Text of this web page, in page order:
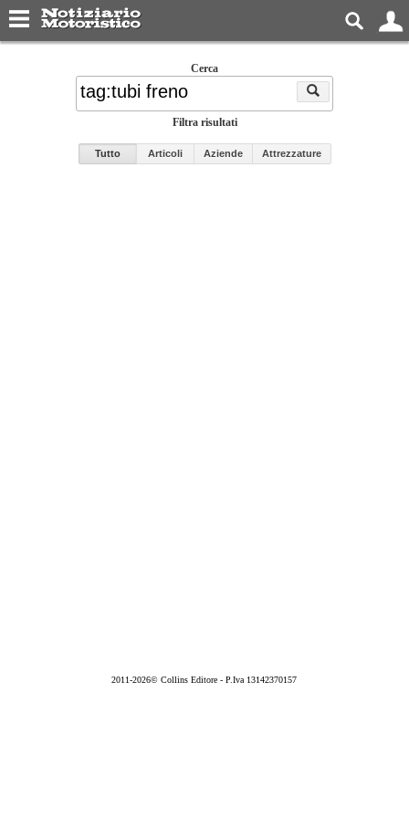
Cerca
Filtra risultati
Tutto Articoli Aziende Attrezzature
2011-2026© Collins Editore - P.Iva 13142370157